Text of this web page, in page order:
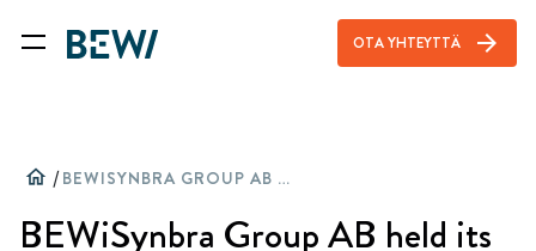
OTA YHTEYTTÄ arrow_forward
home / BEWISYNBRA GROUP AB HELD ITS ANNUAL GENERAL MEETING ON THURSDAY 23 MAY 2019
BEWiSynbra Group AB held its